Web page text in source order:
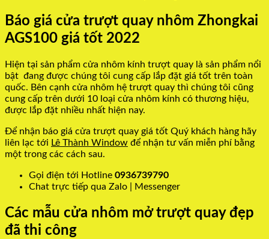
Báo giá cửa trượt quay nhôm Zhongkai
AGS100 giá tốt 2022
Hiện tại sản phẩm cửa nhôm kính trượt quay là sản phẩm nổi
bật đang được chúng tôi cung cấp lắp đặt giá tốt trên toàn
quốc. Bên cạnh cửa nhôm hệ trượt quay thì chúng tôi cũng
cung cấp trên dưới 10 loại cửa nhôm kính có thương hiệu,
được lắp đặt nhiều nhất hiện nay.
Để nhận báo giá cửa trượt quay giá tốt Quý khách hàng hãy
liên lạc tới Lê Thành Window để nhận tư vấn miễn phí bằng
một trong các cách sau.
Gọi điện tới Hotline 0936739790
Chat trực tiếp qua Zalo | Messenger
Các mẫu cửa nhôm mở trượt quay đẹp
đã thi công